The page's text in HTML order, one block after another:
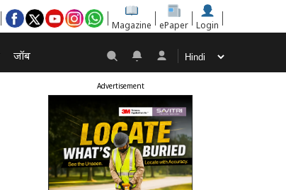
Magazine ePaper Login
जॉब
Advertisement